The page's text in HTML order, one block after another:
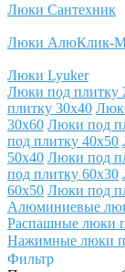
Люки Сантехник
Люки АлюКлик-
Люки Lyuker
Люки под плитку
плитку 30x40
30x60 Люки под
под плитку 40x50
50x40 Люки под
под плитку 60x30
60x50 Люки под
Алюминиевые
Распашные люки
Нажимные люки
Фильтр